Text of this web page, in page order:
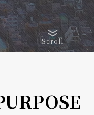
Scroll